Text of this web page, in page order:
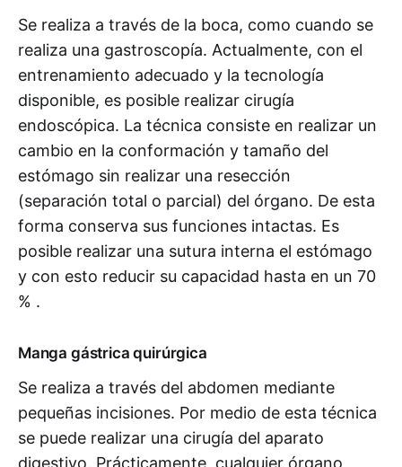
Se realiza a través de la boca, como cuando se
realiza una gastroscopía. Actualmente, con el
entrenamiento adecuado y la tecnología
disponible, es posible realizar cirugía
endoscópica. La técnica consiste en realizar un
cambio en la conformación y tamaño del
estómago sin realizar una resección
(separación total o parcial) del órgano. De esta
forma conserva sus funciones intactas. Es
posible realizar una sutura interna el estómago
y con esto reducir su capacidad hasta en un 70
% .
Manga gástrica quirúrgica
Se realiza a través del abdomen mediante
pequeñas incisiones. Por medio de esta técnica
se puede realizar una cirugía del aparato
digestivo. Prácticamente, cualquier órgano